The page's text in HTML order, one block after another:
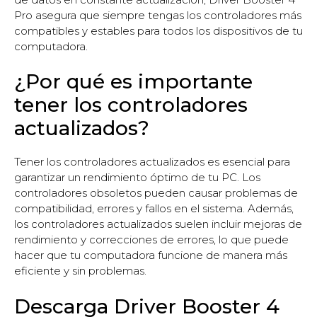
Pro asegura que siempre tengas los controladores más
compatibles y estables para todos los dispositivos de tu
computadora.
¿Por qué es importante
tener los controladores
actualizados?
Tener los controladores actualizados es esencial para
garantizar un rendimiento óptimo de tu PC. Los
controladores obsoletos pueden causar problemas de
compatibilidad, errores y fallos en el sistema. Además,
los controladores actualizados suelen incluir mejoras de
rendimiento y correcciones de errores, lo que puede
hacer que tu computadora funcione de manera más
eficiente y sin problemas.
Descarga Driver Booster 4